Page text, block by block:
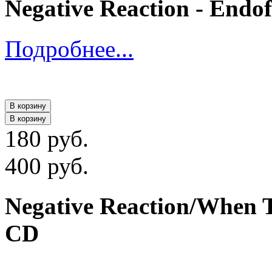
Negative Reaction -
Подробнее...
В корзину
В корзину
180 руб.
400 руб.
Negative Reaction/When
CD